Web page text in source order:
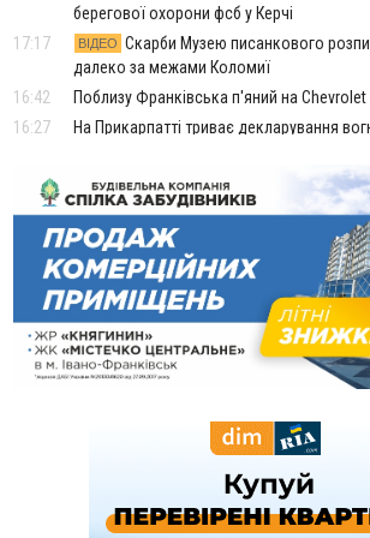
берегової охорони фсб у Керчі
17:17
ВІДЕО Скарби Музею писанкового
далеко за межами Коломиї
16:42
Поблизу Франківська п'яний на Chevrolet
16:27
На Прикарпатті триває декларування
15:58
Понад 9 тис. прикарпатських
рекомендації до зарахування на
15:28
Кілька вулиць у Долині тимчасово
15:02
ФОТО У Старуні відбулася Патріарша
14:35
Не знає англійську на достатньому
Кишакевич не зможе стати суддею
кримінального суду
14:14
У Ворохті проведуть Кубок ФЛСУ зі
На Калущині розшукали чоловіка,
Боднар розповів про реакцію влади
українців та про зміни після 23 серпня